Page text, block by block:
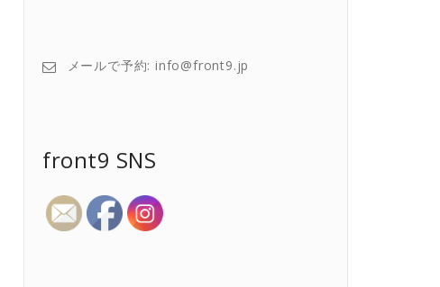
メールで予約: info@front9.jp
front9 SNS